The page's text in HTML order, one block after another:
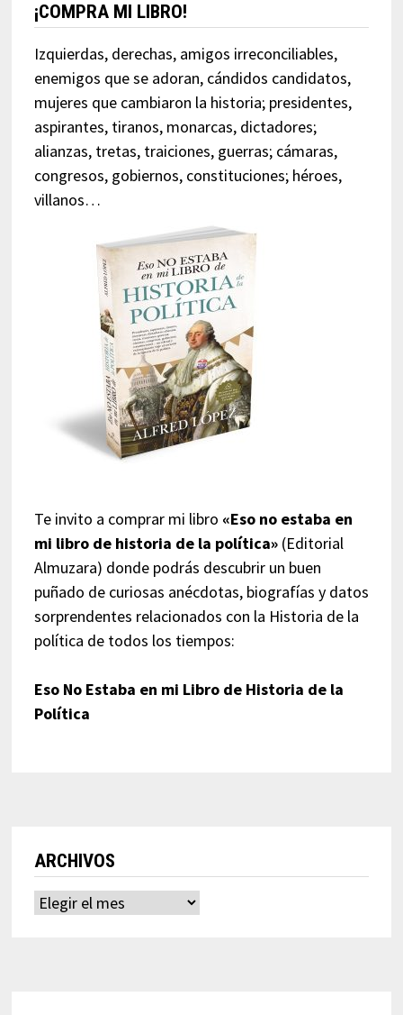
¡COMPRA MI LIBRO!
Izquierdas, derechas, amigos irreconciliables,
enemigos que se adoran, cándidos candidatos,
mujeres que cambiaron la historia; presidentes,
aspirantes, tiranos, monarcas, dictadores;
alianzas, tretas, traiciones, guerras; cámaras,
congresos, gobiernos, constituciones; héroes,
villanos…
Te invito a comprar mi libro «Eso no estaba en
mi libro de historia de la política»(Editorial
Almuzara) donde podrás descubrir un buen
puñado de curiosas anécdotas, biografías y datos
sorprendentes relacionados con la Historia de la
política de todos los tiempos:
Eso No Estaba en mi Libro de Historia de la
Política
ARCHIVOS
Archivos